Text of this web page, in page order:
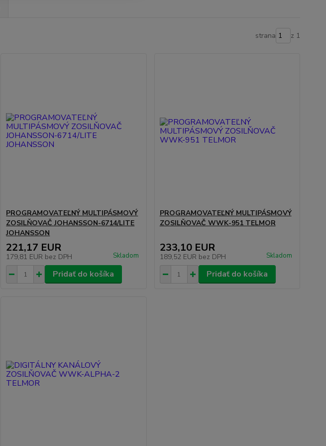
strana z 1
PROGRAMOVATEĽNÝ MULTIPÁSMOVÝ
ZOSILŇOVAČ JOHANSSON-6714/LITE
JOHANSSON
221,17 EUR
179,81 EUR bez DPH Skladom
Pridať do košíka
PROGRAMOVATEĽNÝ MULTIPÁSMOVÝ
ZOSILŇOVAČ WWK-951 TELMOR
233,10 EUR
189,52 EUR bez DPH Skladom
Pridať do košíka